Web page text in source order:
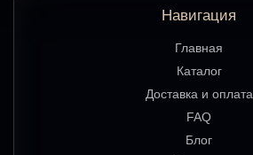
Навигация
Главная
Каталог
Доставка и оплата
FAQ
Блог